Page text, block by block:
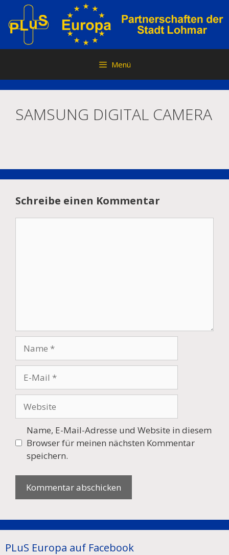
Inhalt
springen
Menü
SAMSUNG DIGITAL CAMERA
Schreibe einen Kommentar
Mail
Name, E-Mail-Adresse und Website in diesem
Browser für meinen nächsten Kommentar
speichern.
PLuS Europa auf Facebook